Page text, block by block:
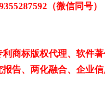
（微信同号）
利商标版权代理、软件
告、两化融合、企业